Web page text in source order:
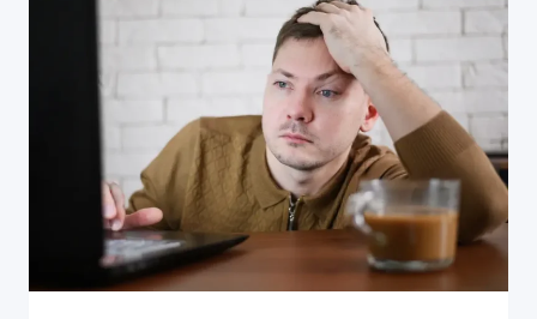
QU’IL
EST
TEMPS
DE
TE
LANCER